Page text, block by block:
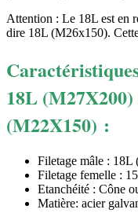
Attention : Le 18L est en
dire 18L (M26x150).
18L
(M22X150) :
Filetage mâle :
Filetage femelle :
Etanchéité : Cône
Matière: acier